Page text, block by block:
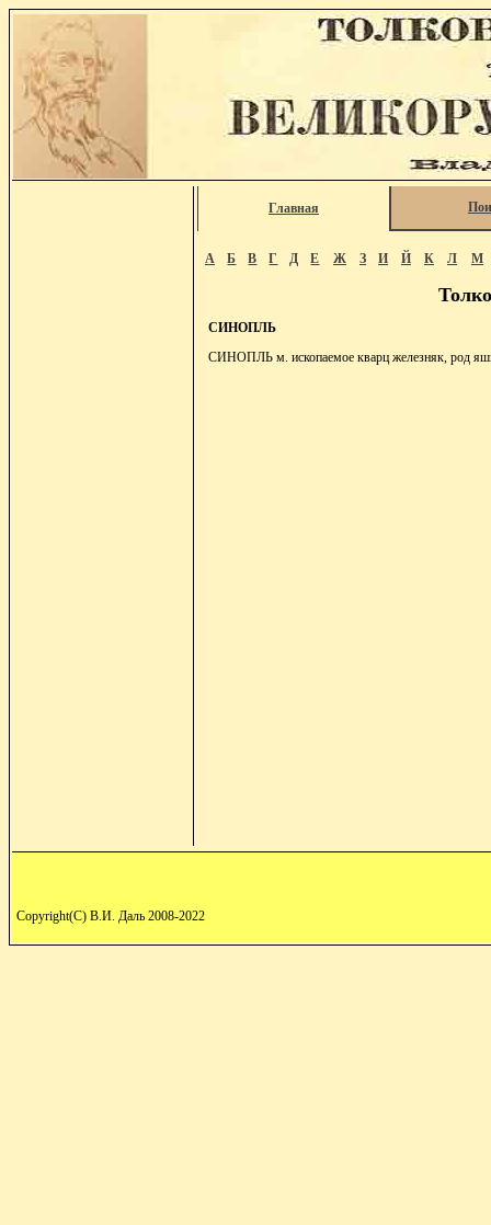
Главная
А Б В Г Д Е Ж З И Й К Л М
СИНОПЛЬ
СИНОПЛЬ м. ископаемое кварц железняк, род
Copyright(C) В.И. Даль 2008-2022